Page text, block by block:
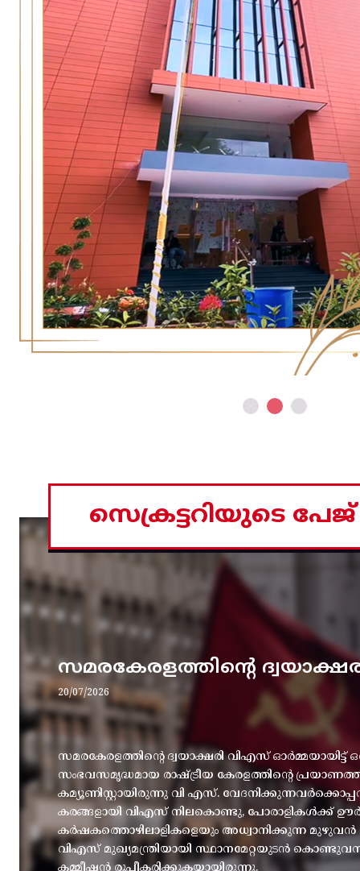
സെക്രട്ടറിയുടെ പേജ്
സമരകേരളത്തിൻ്റെ
20/07/2026
സമരകേരളത്തിൻ്റെ ദ്വയാക്ഷരി വിഎസ്
സംഭവസമൃദ്ധമായ രാഷ്ട്രീയ കേരളത്തിന്റെ
കമ്യൂണിസ്റ്റായിരുന്നു വി എസ്.
കരങ്ങളായി വിഎസ് നിലകൊണ്ടു, പോരാളികൾക്ക്
കർഷകത്തൊഴിലാളികളെയും അധ്വാനിക്കുന്ന മുഴുവൻ
വിഎസ് മുഖ്യമന്ത്രിയായി സ്ഥാനമേറ്റയുടൻ
കമ്മീഷൻ രൂപീകരിക്കുകയായിരുന്നു.